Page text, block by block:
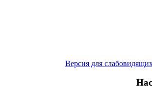
Версия для